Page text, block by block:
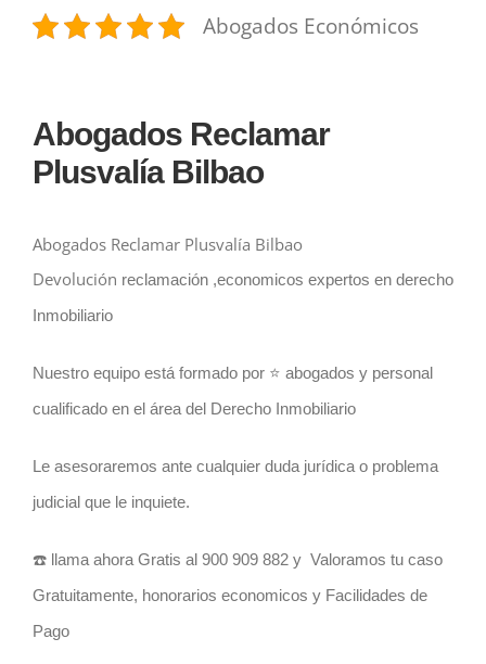
Abogados Económicos
Abogados Reclamar
Plusvalía Bilbao
Abogados Reclamar Plusvalía Bilbao
Devolución reclamación ,economicos expertos en derecho
Inmobiliario
Nuestro equipo está formado por ⭐️ abogados y personal
cualificado en el área del Derecho Inmobiliario
Le asesoraremos ante cualquier duda jurídica o problema
judicial que le inquiete.
☎️ llama ahora Gratis al 900 909 882 y Valoramos tu caso
Gratuitamente, honorarios economicos y Facilidades de
Pago